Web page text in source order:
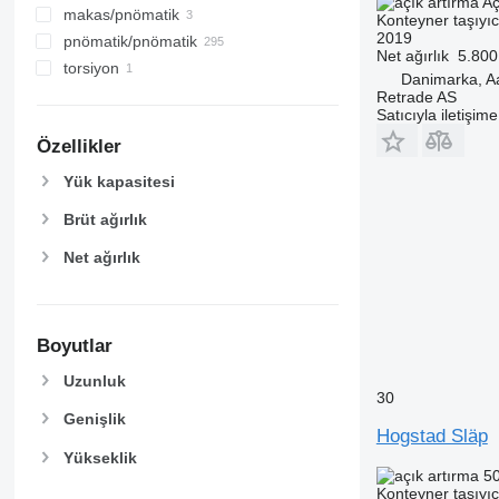
makas/pnömatik
pnömatik/pnömatik
torsiyon
Özellikler
Yük kapasitesi
Brüt ağırlık
Net ağırlık
Boyutlar
Uzunluk
Genişlik
Yükseklik
Konteyner
2019
Net ağırlık
Danimarka,
Retrade AS
Satıcıyla
30
Hogstad Släp
Konteyner